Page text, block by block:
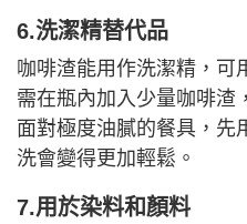
6.洗潔精替代品
咖啡渣能用作洗潔精，可
需在瓶內加入少量咖啡渣
面對極度油膩的餐具，先
洗會變得更加輕鬆。
7.用於染料和顏料